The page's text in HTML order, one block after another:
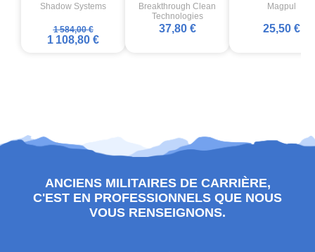
Shadow Systems
1 584,00 €
1 108,80 €
Breakthrough Clean
Technologies
37,80 €
Magpul
25,50 €
ANCIENS MILITAIRES DE CARRIÈRE,
C'EST EN PROFESSIONNELS QUE NOUS
VOUS RENSEIGNONS.